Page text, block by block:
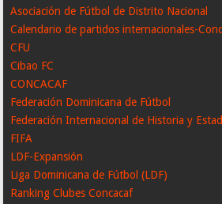
Asociación de Fútbol de Distrito Nacional
Calendario de partidos internacionales-
CFU
Cibao FC
CONCACAF
Federación Dominicana de Fútbol
Federación Internacional de Historia y
FIFA
LDF-Expansión
Liga Dominicana de Fútbol (LDF)
Ranking Clubes Concacaf